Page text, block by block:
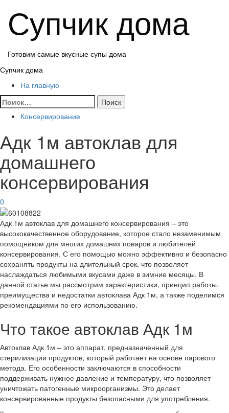
содержимому
Супчик дома
Готовим самые вкусные супы дома
Основное
Супчик дома
На главную
Найти:
Консервирование
Адк 1м автоклав для
домашнего
консервирования
0
Адк 1м автоклав для домашнего консервирования – это
высококачественное оборудование, которое стало незаменимым
помощником для многих домашних поваров и любителей
консервирования. С его помощью можно эффективно и безопасно
сохранять продукты на длительный срок, что позволяет
наслаждаться любимыми вкусами даже в зимние месяцы. В
данной статье мы рассмотрим характеристики, принцип работы,
преимущества и недостатки автоклава Адк 1м, а также поделимся
рекомендациями по его использованию.
Что такое автоклав Адк 1м
Автоклав Адк 1м – это аппарат, предназначенный для
стерилизации продуктов, который работает на основе парового
метода. Его особенности заключаются в способности
поддерживать нужное давление и температуру, что позволяет
уничтожать патогенные микроорганизмы. Это делает
консервированные продукты безопасными для употребления.